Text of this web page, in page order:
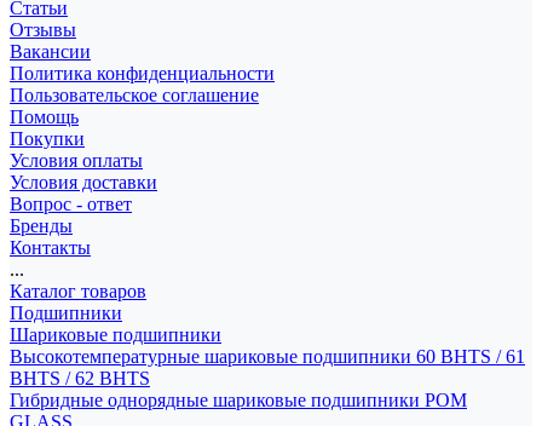
Статьи
Отзывы
Вакансии
Политика конфиденциальности
Пользовательское соглашение
Помощь
Покупки
Условия оплаты
Условия доставки
Вопрос - ответ
Бренды
Контакты
...
Каталог товаров
Подшипники
Шариковые подшипники
Высокотемпературные шариковые подшипники 60 BHTS / 61
BHTS / 62 BHTS
Гибридные однорядные шариковые подшипники POM
GLASS